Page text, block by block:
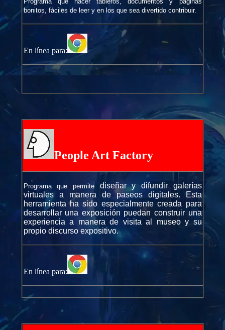
bonitos, fáciles de leer y en los que sea divertido contribuir.
En línea para:
People Art Factory
Programa que permite diseñar y difundir galerías
virtuales a manera de paseos digitales. Esta
herramienta ha sido especialmente creada para
desarrollar una exposición puedan construir una
experiencia a manera de visita al museo y su
propio discurso expositivo.
En línea para: